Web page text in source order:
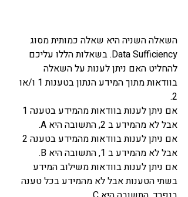
השאלה השניה היא שאלה כמותית מסוג
Data Sufficiency. בשאלות הללו עליכם
להחליט האם ניתן לענות על השאלה
בוודאות מתוך המידע הנתון בטענות 1 ו/או
2.
אבל לא מהמידע ב 2, התשובה היא A.
אבל לא מהמידע ב 1, התשובה היא B.
אם ניתן לענות בוודאות משילוב המידע
בשתי הטענות אבל לא מהמידע בכל טענה